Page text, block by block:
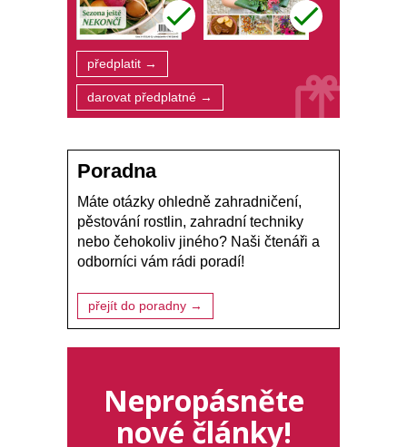
předplatit →
darovat předplatné →
Poradna
Máte otázky ohledně zahradničení,
pěstování rostlin, zahradní techniky
nebo čehokoliv jiného? Naši čtenáři a
odborníci vám rádi poradí!
přejít do poradny →
Nepropásněte
nové články!